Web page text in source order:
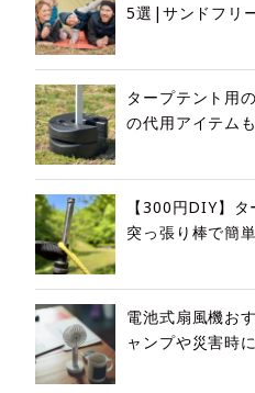
5選|サンドフリ
タープテント用
の代用アイテム
【300円DIY】
突っ張り棒で簡
電池式扇風機お
ャンプや災害時